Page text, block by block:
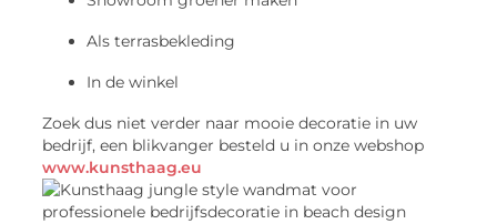
Als terrasbekleding
In de winkel
Zoek dus niet verder naar mooie decoratie in uw
bedrijf, een blikvanger besteld u in onze webshop
www.kunsthaag.eu